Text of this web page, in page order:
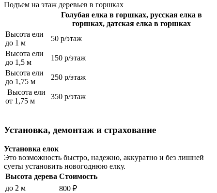
Подъем на этаж деревьев в горшках
Голубая елка в горшках, русская елка в
горшках, датская елка в горшках
Высота ели
до 1 м
50 р/этаж
Высота ели
до 1,5 м
150 р/этаж
Высота ели
до 1,75 м
250 р/этаж
Высота ели
от 1,75 м
350 р/этаж
Установка, демонтаж и страхование
Установка елок
Это возможность быстро, надежно, аккуратно и без лишней
суеты установить новогоднюю елку.
Высота дерева Стоимость
до 2 м
800 ₽